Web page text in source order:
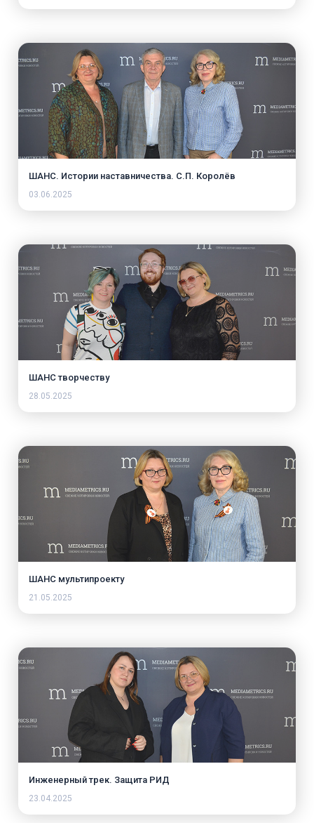
ШАНС. Истории наставничества. С.П. Королёв
03.06.2025
ШАНС творчеству
28.05.2025
ШАНС мультипроекту
21.05.2025
Инженерный трек. Защита РИД
23.04.2025